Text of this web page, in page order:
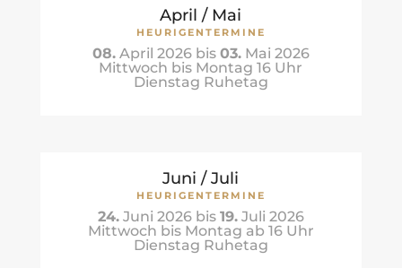
April / Mai
HEURIGENTERMINE
08.April 2026 bis 03.Mai 2026
Mittwoch bis Montag 16 Uhr
Dienstag Ruhetag
Juni / Juli
HEURIGENTERMINE
24.Juni 2026 bis 19.Juli 2026
Mittwoch bis Montag ab 16 Uhr
Dienstag Ruhetag